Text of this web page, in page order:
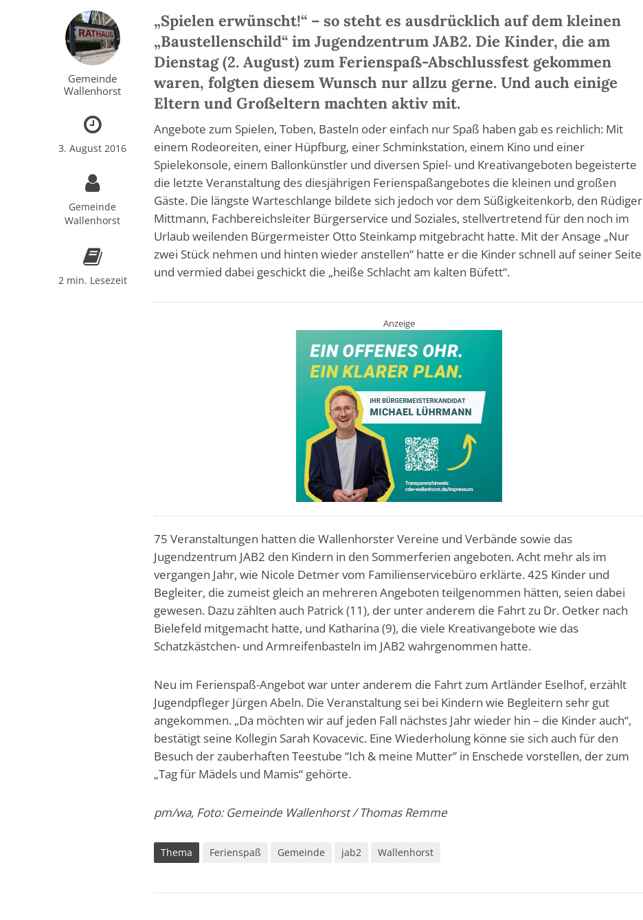
Gemeinde
Wallenhorst
3. August 2016
Gemeinde
Wallenhorst
2 min. Lesezeit
„Spielen erwünscht!“ – so steht es ausdrücklich auf dem kleinen
„Baustellenschild“ im Jugendzentrum JAB2. Die Kinder, die am
Dienstag (2. August) zum Ferienspaß-Abschlussfest gekommen
waren, folgten diesem Wunsch nur allzu gerne. Und auch einige
Eltern und Großeltern machten aktiv mit.
Angebote zum Spielen, Toben, Basteln oder einfach nur Spaß haben gab es reichlich: Mit
einem Rodeoreiten, einer Hüpfburg, einer Schminkstation, einem Kino und einer
Spielekonsole, einem Ballonkünstler und diversen Spiel- und Kreativangeboten begeisterte
die letzte Veranstaltung des diesjährigen Ferienspaßangebotes die kleinen und großen
Gäste. Die längste Warteschlange bildete sich jedoch vor dem Süßigkeitenkorb, den Rüdiger
Mittmann, Fachbereichsleiter Bürgerservice und Soziales, stellvertretend für den noch im
Urlaub weilenden Bürgermeister Otto Steinkamp mitgebracht hatte. Mit der Ansage „Nur
zwei Stück nehmen und hinten wieder anstellen“ hatte er die Kinder schnell auf seiner Seite
und vermied dabei geschickt die „heiße Schlacht am kalten Büfett“.
Anzeige
75 Veranstaltungen hatten die Wallenhorster Vereine und Verbände sowie das
Jugendzentrum JAB2 den Kindern in den Sommerferien angeboten. Acht mehr als im
vergangen Jahr, wie Nicole Detmer vom Familienservicebüro erklärte. 425 Kinder und
Begleiter, die zumeist gleich an mehreren Angeboten teilgenommen hätten, seien dabei
gewesen. Dazu zählten auch Patrick (11), der unter anderem die Fahrt zu Dr. Oetker nach
Bielefeld mitgemacht hatte, und Katharina (9), die viele Kreativangebote wie das
Schatzkästchen- und Armreifenbasteln im JAB2 wahrgenommen hatte.
Neu im Ferienspaß-Angebot war unter anderem die Fahrt zum Artländer Eselhof, erzählt
Jugendpfleger Jürgen Abeln. Die Veranstaltung sei bei Kindern wie Begleitern sehr gut
angekommen. „Da möchten wir auf jeden Fall nächstes Jahr wieder hin – die Kinder auch“,
bestätigt seine Kollegin Sarah Kovacevic. Eine Wiederholung könne sie sich auch für den
Besuch der zauberhaften Teestube “Ich & meine Mutter” in Enschede vorstellen, der zum
„Tag für Mädels und Mamis“ gehörte.
pm/wa, Foto: Gemeinde Wallenhorst / Thomas Remme
Thema Ferienspaß Gemeinde jab2 Wallenhorst